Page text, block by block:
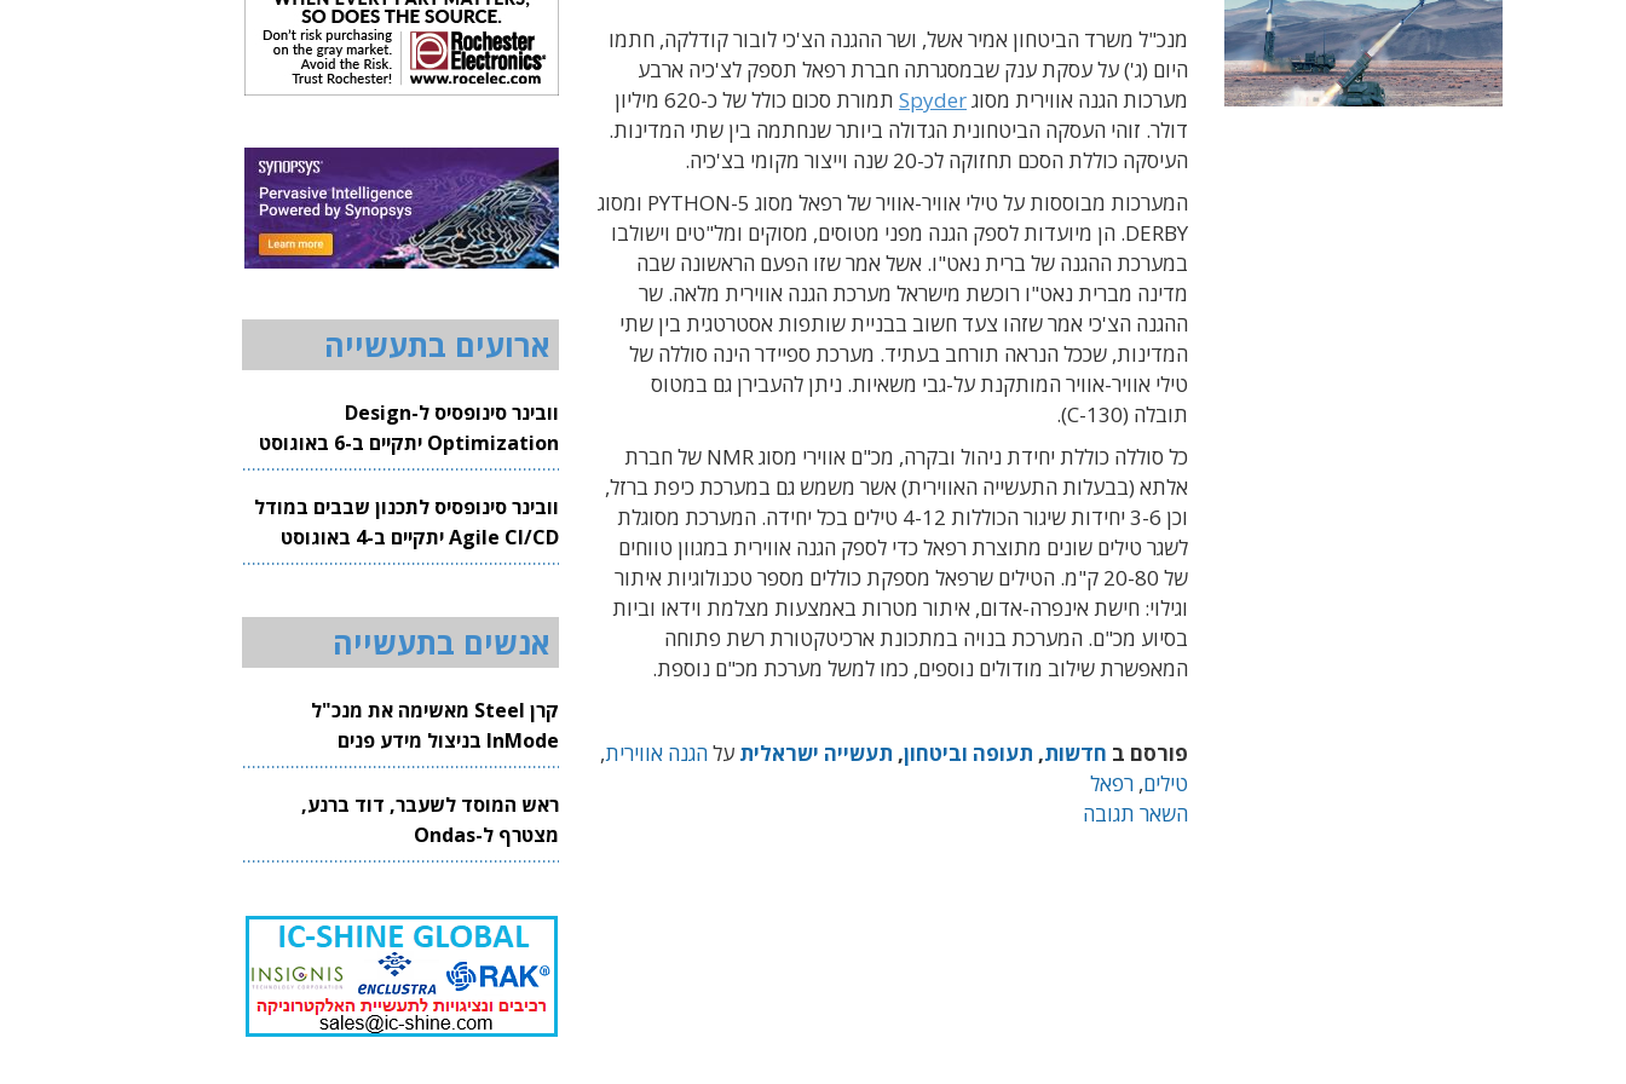
מנכ"ל משרד הביטחון אמיר אשל, ושר ההגנה הצ'כי לובור קודלקה, חתמו
היום (ג') על עסקת ענק שבמסגרתה חברת רפאל תספק לצ'כיה ארבע
מערכות הגנה אווירית מסוגSpyder
תמורת סכום כולל של כ-620 מיליון
דולר. זוהי העסקה הביטחונית הגדולה ביותר שנחתמה בין שתי המדינות.
העיסקה כוללת הסכם תחזוקה לכ-20 שנה וייצור מקומי בצ'כיה.
המערכות מבוססות על טילי אוויר-אוויר של רפאל מסוג PYTHON-5 ומסוג
DERBY. הן מיועדות לספק הגנה מפני מטוסים, מסוקים ומל"טים וישולבו
במערכת ההגנה של ברית נאט"ו. אשל אמר שזו הפעם הראשונה שבה
מדינה מברית נאט"ו רוכשת מישראל מערכת הגנה אווירית מלאה. שר
ההגנה הצ'כי אמר שזהו צעד חשוב בבניית שותפות אסטרטגית בין שתי
המדינות, שככל הנראה תורחב בעתיד. מערכת ספיידר הינה סוללה של
טילי אוויר-אוויר המותקנת על-גבי משאיות. ניתן להעבירן גם במטוס
תובלה (C-130).
כל סוללה כוללת יחידת ניהול ובקרה, מכ"ם אווירי מסוג NMR של חברת
אלתא (בבעלות התעשייה האווירית) אשר משמש גם במערכת כיפת ברזל,
וכן 3-6 יחידות שיגור הכוללות 4-12 טילים בכל יחידה. המערכת מסוגלת
לשגר טילים שונים מתוצרת רפאל כדי לספק הגנה אווירית במגוון טווחים
של 20-80 ק"מ. הטילים שרפאל מספקת כוללים מספר טכנולוגיות איתור
וגילוי: חישת אינפרה-אדום, איתור מטרות באמצעות מצלמת וידאו וביות
בסיוע מכ"ם. המערכת בנויה במתכונת ארכיטקטורת רשת פתוחה
המאפשרת שילוב מודולים נוספים, כמו למשל מערכת מכ"ם נוספת.
פורסם ב חדשות, תעופה וביטחון, תעשייה ישראלית עלהגנה אווירית,
טילים, רפאל
השאר תגובה
ארועים בתעשייה
וובינר סינופסיס ל-Design
Optimization יתקיים ב-6 באוגוסט
2026
וובינר סינופסיס לתכנון שבבים במודל
Agile CI/CD יתקיים ב-4 באוגוסט
2026
אנשים בתעשייה
קרן Steel מאשימה את מנכ"ל
InMode בניצול מידע פנים
ראש המוסד לשעבר, דוד ברנע,
מצטרף ל-Ondas